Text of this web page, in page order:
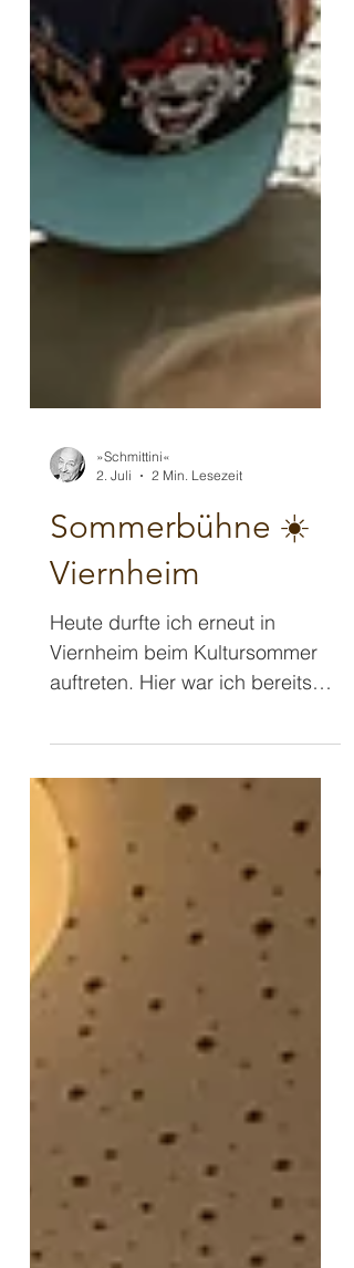
»Schmittini«
2. Juli
Sommerbühne ☀️
Viernheim
vor 2 Jahren und habe
offensichtlich einen recht guten
Eindruck hinterlassen 😉,
sodass man mich erneut
eingeladen hatte. Verantwortlich
für mein erneutes Engagement
war der Kinderschutzbund
Viernheim, der auch 2024
meinen Auftritt initiiert hat. Ich
habe mich sehr gereut auf
diesen Auftritt hier, denn wie
auch beim letzten Mal waren es
wieder perfekte Bedingungen,
die mein Künstlerherz höh